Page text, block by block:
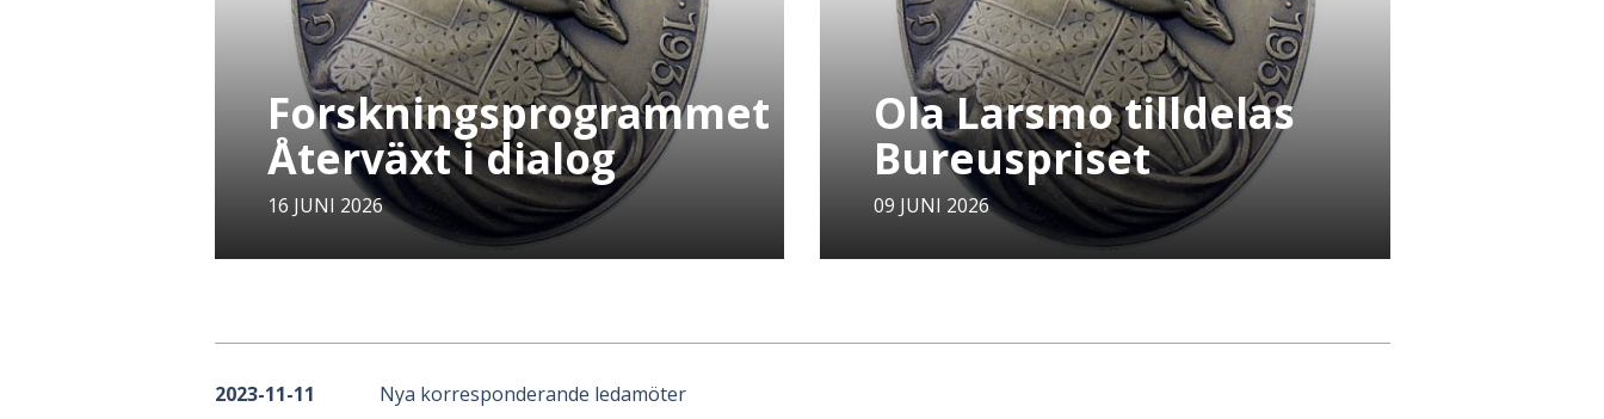
Forskningsprogrammet
Återväxt i dialog
16 JUNI 2026
Ola Larsmo tilldelas
Bureuspriset
09 JUNI 2026
2023-11-11 Nya korresponderande ledamöter